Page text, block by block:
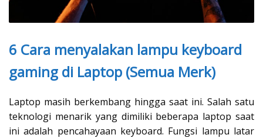
6 Cara menyalakan lampu keyboard
gaming di Laptop (Semua Merk)
Laptop masih berkembang hingga saat ini. Salah satu
teknologi menarik yang dimiliki beberapa laptop saat
ini adalah pencahayaan keyboard. Fungsi lampu latar